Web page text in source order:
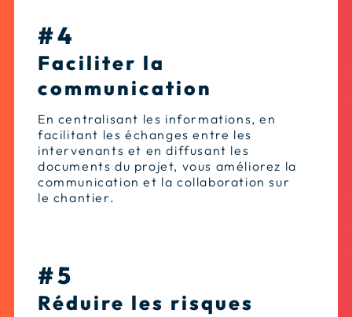
#4
Faciliter la
communication
En centralisant les informations, en
facilitant les échanges entre les
intervenants et en diffusant les
documents du projet, vous améliorez la
communication et la collaboration sur
le chantier.
#5
Réduire les risques